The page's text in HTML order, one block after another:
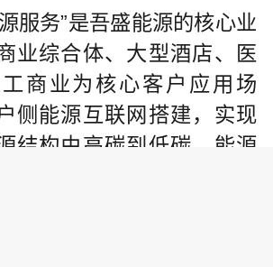
务”是吾盛能源的核心业
业综合体、大型酒店、医
商业为核心客户应用场
侧能源互联网搭建，实现
结构由高碳到低碳、能源